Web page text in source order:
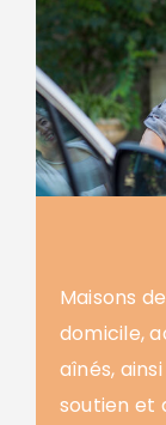
Maisons
domicile,
aînés,
soutien et